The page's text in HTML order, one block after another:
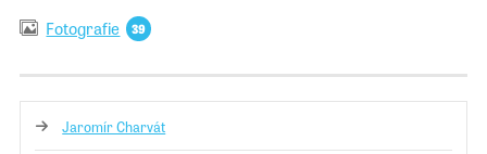
Fotografie 39
Jaromír Charvát